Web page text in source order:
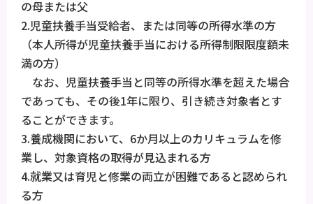
の母または父
2.児童扶養手当受給者、または同等の所得水準の方
（本人所得が児童扶養手当における所得制限限度額未
満の方）
なお、児童扶養手当と同等の所得水準を超えた場合
であっても、その後1年に限り、引き続き対象者とす
ることができます。
3.養成機関において、6か月以上のカリキュラムを修
業し、対象資格の取得が見込まれる方
4.就業又は育児と修業の両立が困難であると認められ
る方